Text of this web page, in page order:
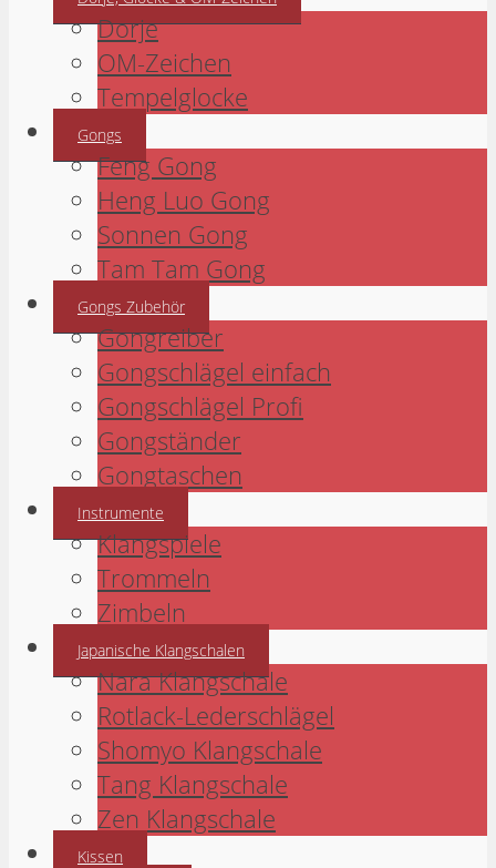
Dorje
OM-Zeichen
Tempelglocke
Gongs
Feng Gong
Heng Luo Gong
Sonnen Gong
Tam Tam Gong
Gongs Zubehör
Gongreiber
Gongschlägel einfach
Gongschlägel Profi
Gongständer
Gongtaschen
Instrumente
Klangspiele
Trommeln
Zimbeln
Japanische Klangschalen
Nara Klangschale
Rotlack-Lederschlägel
Shomyo Klangschale
Tang Klangschale
Zen Klangschale
Kissen